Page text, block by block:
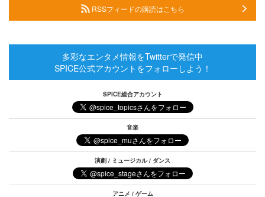
RSSフィードの購読はこちら
多彩なエンタメ情報をTwitterで発信中
SPICE公式アカウントをフォローしよう！
SPICE総合アカウント
音楽
演劇 / ミュージカル / ダンス
アニメ / ゲーム